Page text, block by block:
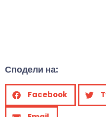
Сподели на:
Facebook